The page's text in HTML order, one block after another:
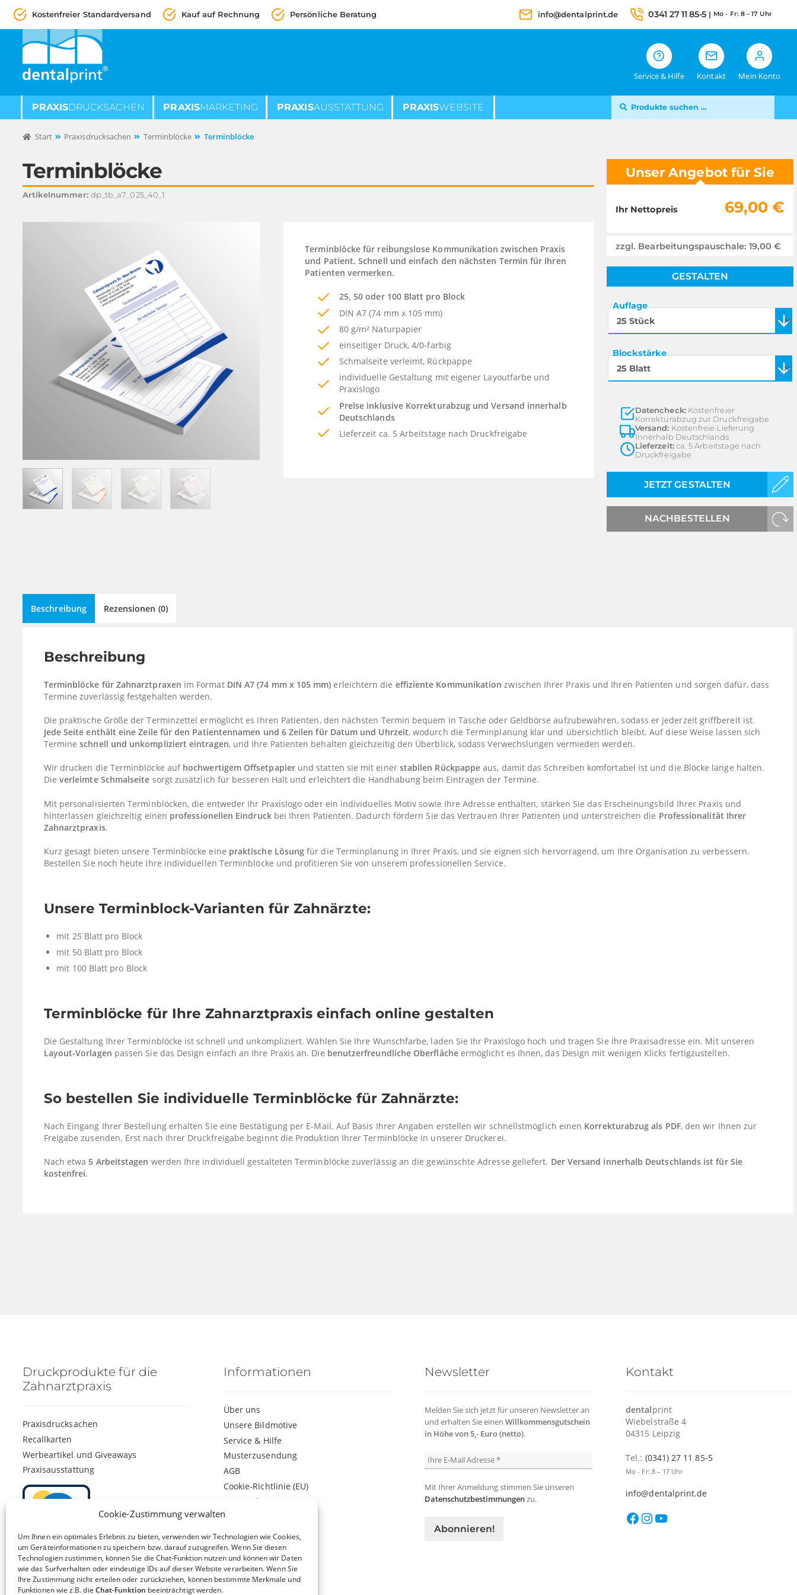
Cookie-Zustimmung verwalten
Um Ihnen ein optimales Erlebnis zu bieten, verwenden wir Technologien wie Cookies,
um Geräteinformationen zu speichern bzw. darauf zuzugreifen. Wenn Sie diesen
Technologien zustimmen, können Sie die Chat-Funktion nutzen und können wir Daten
wie das Surfverhalten oder eindeutige IDs auf dieser Website verarbeiten. Wenn Sie
Ihre Zustimmung nicht erteilen oder zurückziehen, können bestimmte Merkmale und
Funktionen wie z.B. die Chat-Funktion beeinträchtigt werden.
Kostenfreier Standardversand Kauf auf Rechnung Persönliche Beratung info@dentalprint.de 0341 27 11 85-5| Mo - Fr: 8 – 17 Uhr
Navigation
Inhalt
Service & Hilfe Kontakt Mein Konto
PRAXISDRUCKSACHEN PRAXISMARKETING PRAXISAUSSTATTUNG PRAXISWEBSITE
nach:
SUCHEN
Start Praxisdrucksachen Terminblöcke Terminblöcke
Terminblöcke
Artikelnummer: dp_tb_a7_025_40_1
Terminblöcke für reibungslose Kommunikation zwischen Praxis
und Patient. Schnell und einfach den nächsten Termin für Ihren
Patienten vermerken.
25, 50 oder 100 Blatt pro Block
DIN A7 (74 mm x 105 mm)
80 g/m² Naturpapier
einseitiger Druck, 4/0-farbig
Schmalseite verleimt, Rückpappe
individuelle Gestaltung mit eigener Layoutfarbe und
Praxislogo
Preise inklusive Korrekturabzug und Versand innerhalb
Deutschlands
Lieferzeit ca. 5 Arbeitstage nach Druckfreigabe
Unser Angebot für Sie
69,00€
Ihr Nettopreis
zzgl. Bearbeitungspauschale: 19,00€
GESTALTEN
Auflage
Blockstärke
Datencheck:Kostenfreier
Korrekturabzug zur Druckfreigabe
Versand: Kostenfreie Lieferung
Innerhalb Deutschlands
Lieferzeit: ca. 5 Arbeitstage nach
Druckfreigabe
JETZT GESTALTEN
NACHBESTELLEN
Beschreibung Rezensionen (0)
Beschreibung
Terminblöcke für Zahnarztpraxen im Format DIN A7 (74 mm x 105 mm) erleichtern die effiziente Kommunikation zwischen Ihrer Praxis und Ihren Patienten und sorgen dafür, dass
Termine zuverlässig festgehalten werden.
Die praktische Größe der Terminzettel ermöglicht es Ihren Patienten, den nächsten Termin bequem in Tasche oder Geldbörse aufzubewahren, sodass er jederzeit griffbereit ist.
Jede Seite enthält eine Zeile für den Patientennamen und 6 Zeilen für Datum und Uhrzeit, wodurch die Terminplanung klar und übersichtlich bleibt. Auf diese Weise lassen sich
Termineschnell und unkompliziert eintragen, und Ihre Patienten behalten gleichzeitig den Überblick, sodass Verwechslungen vermieden werden.
Wir drucken die Terminblöcke auf hochwertigem Offsetpapierund statten sie mit einer stabilen Rückpappe aus, damit das Schreiben komfortabel ist und die Blöcke lange halten.
Die verleimte Schmalseite sorgt zusätzlich für besseren Halt und erleichtert die Handhabung beim Eintragen der Termine.
Mit personalisierten Terminblöcken, die entweder Ihr Praxislogo oder ein individuelles Motiv sowie Ihre Adresse enthalten, stärken Sie das Erscheinungsbild Ihrer Praxis und
hinterlassen gleichzeitig einen professionellen Eindruckbei Ihren Patienten. Dadurch fördern Sie das Vertrauen Ihrer Patienten und unterstreichen die Professionalität Ihrer
Zahnarztpraxis.
Kurz gesagt bieten unsere Terminblöcke eine praktische Lösung für die Terminplanung in Ihrer Praxis, und sie eignen sich hervorragend, um Ihre Organisation zu verbessern.
Bestellen Sie noch heute Ihre individuellen Terminblöcke und profitieren Sie von unserem professionellen Service.
Unsere Terminblock-Varianten für Zahnärzte:
mit 25 Blatt pro Block
mit 50 Blatt pro Block
mit 100 Blatt pro Block
Terminblöcke für Ihre Zahnarztpraxis einfach online gestalten
Die Gestaltung Ihrer Terminblöcke ist schnell und unkompliziert. Wählen Sie Ihre Wunschfarbe, laden Sie Ihr Praxislogo hoch und tragen Sie Ihre Praxisadresse ein. Mit unseren
Layout-Vorlagen passen Sie das Design einfach an Ihre Praxis an. Die benutzerfreundliche Oberflächeermöglicht es Ihnen, das Design mit wenigen Klicks fertigzustellen.
So bestellen Sie individuelle Terminblöcke für Zahnärzte:
Nach Eingang Ihrer Bestellung erhalten Sie eine Bestätigung per E-Mail. Auf Basis Ihrer Angaben erstellen wir schnellstmöglich einen Korrekturabzug als PDF, den wir Ihnen zur
Freigabe zusenden. Erst nach Ihrer Druckfreigabe beginnt die Produktion Ihrer Terminblöcke in unserer Druckerei.
Nach etwa 5 Arbeitstagen werden Ihre individuell gestalteten Terminblöcke zuverlässig an die gewünschte Adresse geliefert. Der Versand innerhalb Deutschlands ist für Sie
kostenfrei.
Druckprodukte für die
Zahnarztpraxis
Praxisdrucksachen
Recallkarten
Werbeartikel und Giveaways
Praxisausstattung
Informationen
Über uns
Unsere Bildmotive
Service & Hilfe
Musterzusendung
AGB
Cookie-Richtlinie (EU)
Datenschutz
Impressum
Widerrufsbelehrung
Newsletter
Melden Sie sich jetzt für unseren Newsletter an
und erhalten Sie einen Willkommensgutschein
in Höhe von 5,- Euro (netto).
Mit Ihrer Anmeldung stimmen Sie unseren
Datenschutzbestimmungenzu.
Kontakt
dentalprint
Wiebelstraße 4
04315 Leipzig
Tel.: (0341) 27 11 85-5
Mo - Fr: 8 – 17 Uhr
info@dentalprint.de
Facebook
Instagram
YouTube